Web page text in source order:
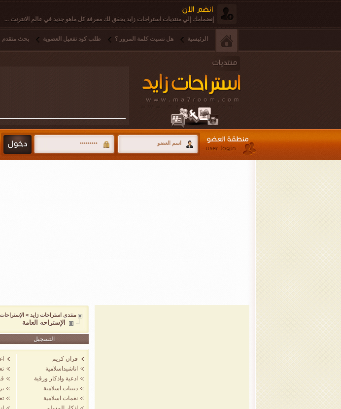
إنضمامك إلي منتديات استراحات زايد يحقق لك معرفة كل ماهو جديد في عالم الانترنت ...
الرئيسية هل نسيت كلمة المرور ؟ طلب كود تفعيل العضوية بحث متقدم
منتدى استراحات زايد >
الإستراحه العامة
التسجيل
قران كريم
اناشيداسلامية
ادعية واذكار ورقية
ديبيات اسلامية
نغمات اسلامية